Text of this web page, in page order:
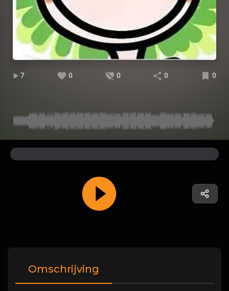
7 0 0 0 0
Omschrijving